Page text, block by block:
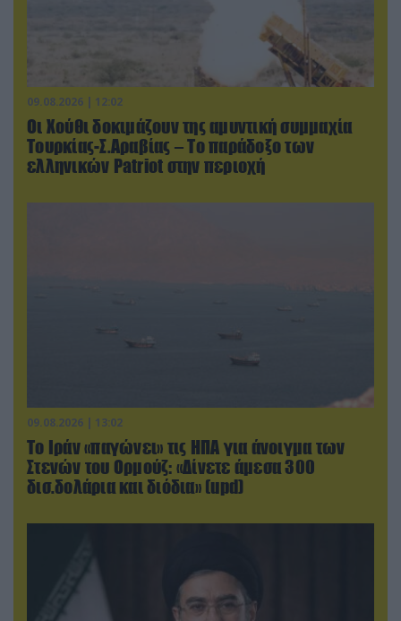
09.08.2026 | 12:02
Οι Χούθι δοκιμάζουν της αμυντική συμμαχία
Τουρκίας-Σ.Αραβίας – Το παράδοξο των
ελληνικών Patriot στην περιοχή
09.08.2026 | 13:02
Το Ιράν «παγώνει» τις ΗΠΑ για άνοιγμα των
Στενών του Ορμούζ: «Δίνετε άμεσα 300
δισ.δολάρια και διόδια» (upd)